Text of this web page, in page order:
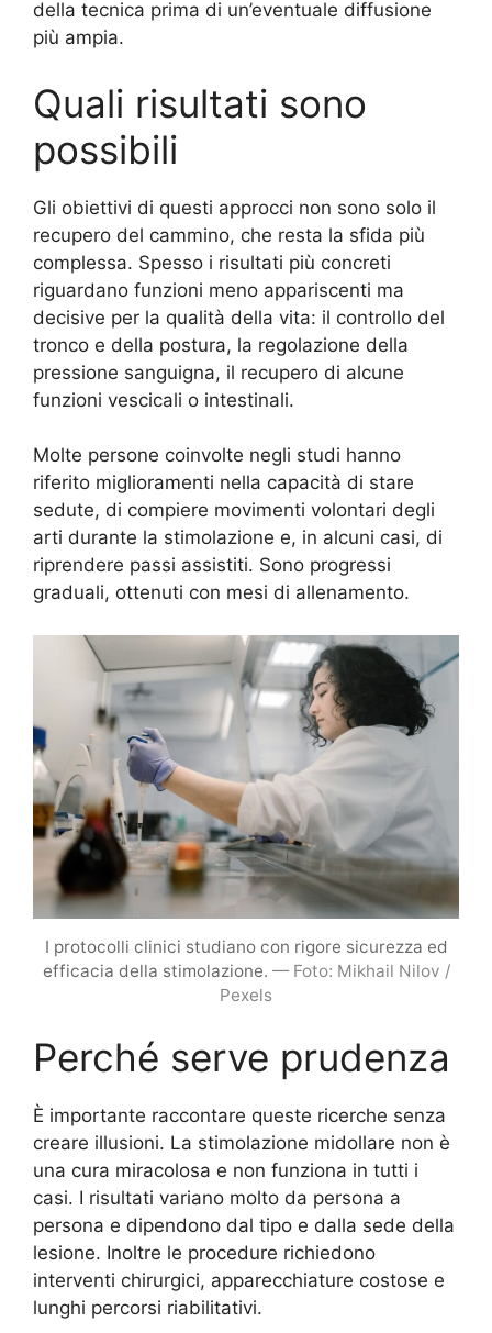
della tecnica prima di un’eventuale diffusione
più ampia.
Quali risultati sono
possibili
Gli obiettivi di questi approcci non sono solo il
recupero del cammino, che resta la sfida più
complessa. Spesso i risultati più concreti
riguardano funzioni meno appariscenti ma
decisive per la qualità della vita: il controllo del
tronco e della postura, la regolazione della
pressione sanguigna, il recupero di alcune
funzioni vescicali o intestinali.
Molte persone coinvolte negli studi hanno
riferito miglioramenti nella capacità di stare
sedute, di compiere movimenti volontari degli
arti durante la stimolazione e, in alcuni casi, di
riprendere passi assistiti. Sono progressi
graduali, ottenuti con mesi di allenamento.
I protocolli clinici studiano con rigore sicurezza ed
efficacia della stimolazione. — Foto: Mikhail Nilov /
Pexels
Perché serve prudenza
È importante raccontare queste ricerche senza
creare illusioni. La stimolazione midollare non è
una cura miracolosa e non funziona in tutti i
casi. I risultati variano molto da persona a
persona e dipendono dal tipo e dalla sede della
lesione. Inoltre le procedure richiedono
interventi chirurgici, apparecchiature costose e
lunghi percorsi riabilitativi.